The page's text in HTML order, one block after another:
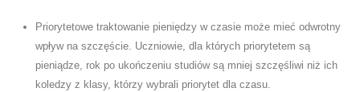
Priorytetowe traktowanie pieniędzy w czasie może mieć odwrotny
wpływ na szczęście. Uczniowie, dla których priorytetem są
pieniądze, rok po ukończeniu studiów są mniej szczęśliwi niż ich
koledzy z klasy, którzy wybrali priorytet dla czasu.